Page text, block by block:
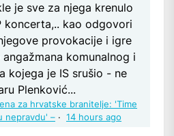
je sve za njega krenulo
koncerta,.. kao odgovori
provokacije i igre
komunalnog i
kojega je IS srušio - ne
Plenković...
za hrvatske branitelje: 'Time
nepravdu' – · 14 hours ago